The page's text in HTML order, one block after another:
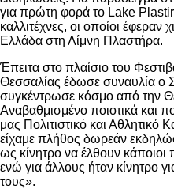
για πρώτη φορά το Lake
καλλιτέχνες, οι οποίοι έφεραν
Ελλάδα στη Λίμνη Πλαστήρα.
Έπειτα στο πλαίσιο του
Θεσσαλίας έδωσε συναυλία ο
συγκέντρωσε κόσμο από την
Αναβαθμισμένο ποιοτικά και
μας Πολιτιστικό και
είχαμε πλήθος δωρεάν
ως κίνητρο να έλθουν κάποιοι
ενώ για άλλους ήταν κίνητρο
τους».